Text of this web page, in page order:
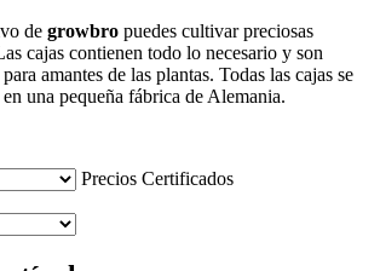
de growbro puedes cultivar preciosas
cajas contienen todo lo necesario y son
amantes de las plantas. Todas las cajas se
una pequeña fábrica de Alemania.
Precios Certificados